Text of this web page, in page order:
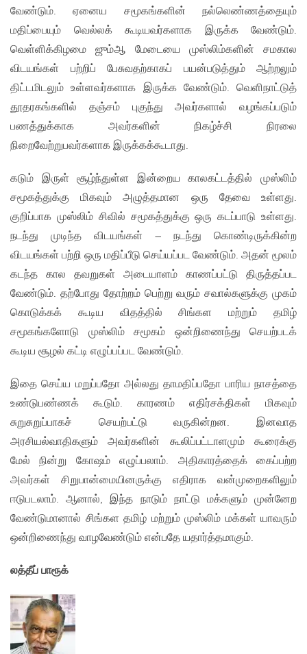
வேண்டும். ஏனைய சமூகங்களின் நல்லெண்ணத்தையும்
மதிப்பையும் வெல்லக் கூடியவர்களாக இருக்க வேண்டும்.
வெள்ளிக்கிழமை ஜும்ஆ மேடையை முஸ்லிம்களின் சமகால
விடயங்கள் பற்றிப் பேசுவதற்காகப் பயன்படுத்தும் ஆற்றலும்
திட்டமிடலும் உள்ளவர்களாக இருக்க வேண்டும். வெளிநாட்டுத்
தூதரகங்களில் தஞ்சம் புகுந்து அவர்களால் வழங்கப்படும்
பணத்துக்காக அவர்களின் நிகழ்ச்சி நிரலை
நிறைவேற்றுபவர்களாக இருக்கக்கூடாது.
கடும் இருள் சூழ்ந்துள்ள இன்றைய காலகட்டத்தில் முஸ்லிம்
சமூகத்துக்கு மிகவும் அழுத்தமான ஒரு தேவை உள்ளது.
குறிப்பாக முஸ்லிம் சிவில் சமூகத்துக்கு ஒரு கடப்பாடு உள்ளது.
நடந்து முடிந்த விடயங்கள் – நடந்து கொண்டிருக்கின்ற
விடயங்கள் பற்றி ஒரு மதிப்பீடு செய்யப்பட வேண்டும். அதன் மூலம்
கடந்த கால தவறுகள் அடையாளம் காணப்பட்டு திருத்தப்பட
வேண்டும். தற்போது தோற்றம் பெற்று வரும் சவால்களுக்கு முகம்
கொடுக்கக் கூடிய விதத்தில் சிங்கள மற்றும் தமிழ்
சமூகங்களோடு முஸ்லிம் சமூகம் ஒன்றிணைந்து செயற்படக்
கூடிய சூழல் கட்டி எழுப்பப்பட வேண்டும்.
இதை செய்ய மறுப்பதோ அல்லது தாமதிப்பதோ பாரிய நாசத்தை
உண்டுபண்ணக் கூடும். காரணம் எதிர்சக்திகள் மிகவும்
சுறுசுறுப்பாகச் செயற்பட்டு வருகின்றன. இனவாத
அரசியல்வாதிகளும் அவர்களின் கூலிப்பட்டாளமும் கூரைக்கு
மேல் நின்று கோஷம் எழுப்பலாம். அதிகாரத்தைக் கைப்பற்ற
அவர்கள் சிறுபான்மையினருக்கு எதிராக வன்முறைகளிலும்
ஈடுபடலாம். ஆனால், இந்த நாடும் நாட்டு மக்களும் முன்னேற
வேண்டுமானால் சிங்கள தமிழ் மற்றும் முஸ்லிம் மக்கள் யாவரும்
ஒன்றிணைந்து வாழவேண்டும் என்பதே யதார்த்தமாகும்.
லத்தீப் பாரூக்